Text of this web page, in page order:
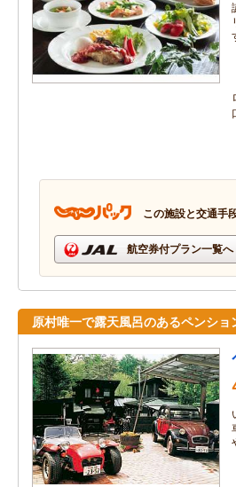
この施設と交通手
航空券付プラン一覧へ
原村唯一で露天風呂のあるペンショ